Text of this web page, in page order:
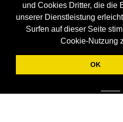
und Cookies Dritter, die die
unserer Dienstleistung
Surfen auf dieser Seite
Cookie-Nutzung
OK
Schon geliked?
Werde FAN und bleibe auf dem
Schön, dass Sie sich für den
Wald.de